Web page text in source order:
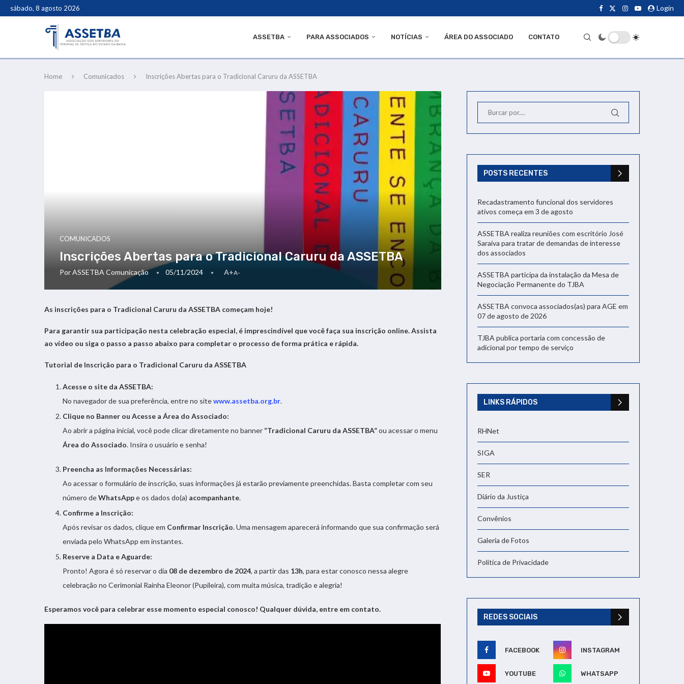
sábado, 8 agosto 2026 Login
ASSETBA PARA ASSOCIADOS NOTÍCIAS ÁREA DO ASSOCIADO CONTATO
Home Comunicados Inscrições Abertas para o Tradicional Caruru da ASSETBA
COMUNICADOS
Inscrições Abertas para o Tradicional Caruru da ASSETBA
PorASSETBA Comunicação 05/11/2024 A+A-
As inscrições para o Tradicional Caruru da ASSETBA começam hoje!
Para garantir sua participação nesta celebração especial, é imprescindível que você faça sua inscrição online. Assista
ao vídeo ou siga o passo a passo abaixo para completar o processo de forma prática e rápida.
Tutorial de Inscrição para o Tradicional Caruru da ASSETBA
Acesse o site da ASSETBA:
No navegador de sua preferência, entre no sitewww.assetba.org.br.
Clique no Banner ou Acesse a Área do Associado:
Ao abrir a página inicial, você pode clicar diretamente no banner “Tradicional Caruru da ASSETBA”ou acessar o menu
Área do Associado. Insira o usuário e senha!
Preencha as Informações Necessárias:
Ao acessar o formulário de inscrição, suas informações já estarão previamente preenchidas. Basta completar com seu
número deWhatsAppe os dados do(a) acompanhante.
Confirme a Inscrição:
Após revisar os dados, clique em Confirmar Inscrição. Uma mensagem aparecerá informando que sua confirmação será
enviada pelo WhatsApp em instantes.
Reserve a Data e Aguarde:
Pronto! Agora é só reservar o dia 08 de dezembro de 2024, a partir das 13h, para estar conosco nessa alegre
celebração no Cerimonial Rainha Eleonor (Pupileira), com muita música, tradição e alegria!
Esperamos você para celebrar esse momento especial conosco! Qualquer dúvida, entre em contato.
POSTS RECENTES
Recadastramento funcional dos servidores
ativos começa em 3 de agosto
ASSETBA realiza reuniões com escritório José
Saraiva para tratar de demandas de interesse
dos associados
ASSETBA participa da instalação da Mesa de
Negociação Permanente do TJBA
ASSETBA convoca associados(as) para AGE em
07 de agosto de 2026
TJBA publica portaria com concessão de
adicional por tempo de serviço
LINKS RÁPIDOS
RHNet
SIGA
SER
Diário da Justiça
Convênios
Galeria de Fotos
Política de Privacidade
REDES SOCIAIS
FACEBOOK INSTAGRAM
YOUTUBE WHATSAPP